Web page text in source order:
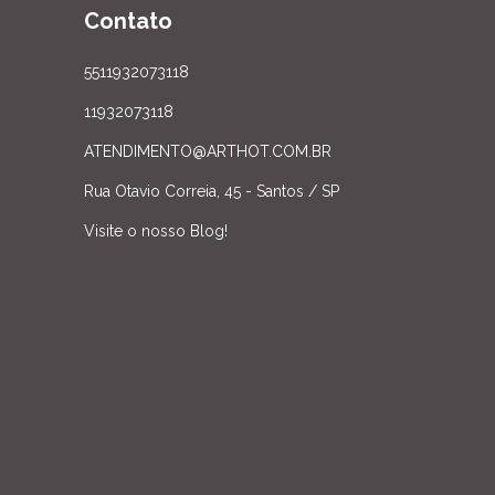
Contato
5511932073118
11932073118
ATENDIMENTO@ARTHOT.COM.BR
Rua Otavio Correia, 45 - Santos / SP
Visite o nosso Blog!